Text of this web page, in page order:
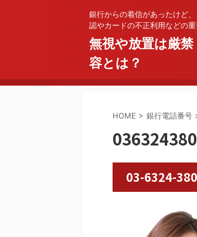
銀行からの着信があったけど
認やカードの不正利用などの重
無視や放置は厳
容とは？
HOME > 銀行電話番号
03-6324-